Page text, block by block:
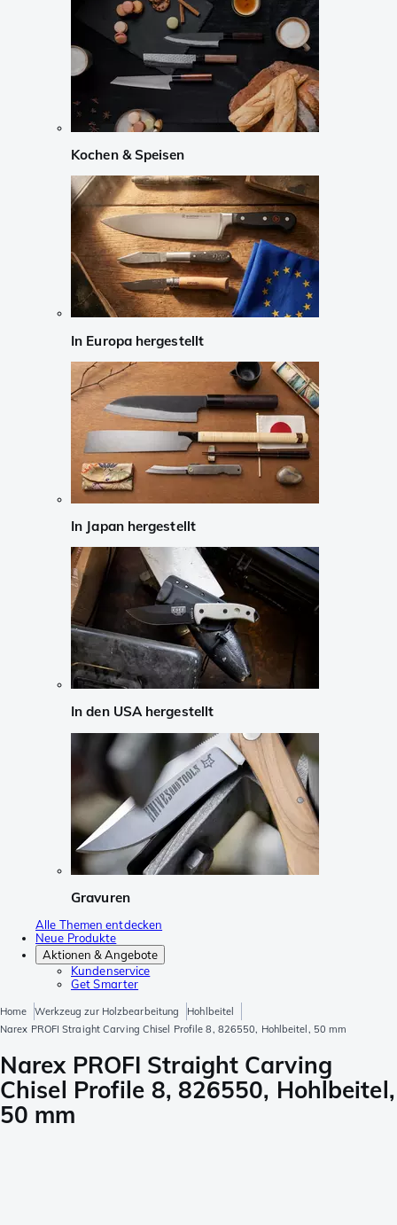
Kochen & Speisen
In Europa hergestellt
In Japan hergestellt
In den USA hergestellt
Gravuren
Alle Themen entdecken
Neue Produkte
Aktionen & Angebote
Kundenservice
Get Smarter
Home Werkzeug zur Holzbearbeitung
Hohlbeitel
Narex PROFI Straight Carving Chisel Profile 8, 826550, Hohlbeitel, 50 mm
Narex PROFI Straight Carving
Chisel Profile 8, 826550, Hohlbeitel,
50 mm